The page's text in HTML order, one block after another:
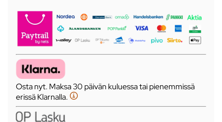
Osta nyt. Maksa 30 päivän kuluessa tai pienemmissä
erissä Klarnalla.